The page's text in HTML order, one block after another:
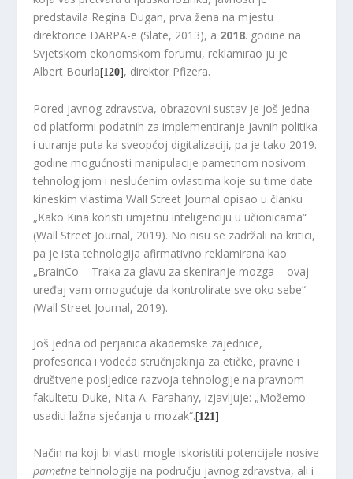
predstavila Regina Dugan, prva žena na mjestu
direktorice DARPA-e (Slate, 2013), a 2018. godine na
Svjetskom ekonomskom forumu, reklamirao ju je
Albert Bourla[120], direktor Pfizera.
Pored javnog zdravstva, obrazovni sustav je još jedna
od platformi podatnih za implementiranje javnih politika
i utiranje puta ka sveopćoj digitalizaciji, pa je tako 2019.
godine mogućnosti manipulacije pametnom nosivom
tehnologijom i neslućenim ovlastima koje su time date
kineskim vlastima Wall Street Journal opisao u članku
„Kako Kina koristi umjetnu inteligenciju u učionicama“
(Wall Street Journal, 2019). No nisu se zadržali na kritici,
pa je ista tehnologija afirmativno reklamirana kao
„BrainCo – Traka za glavu za skeniranje mozga – ovaj
uređaj vam omogućuje da kontrolirate sve oko sebe“
(Wall Street Journal, 2019).
Još jedna od perjanica akademske zajednice,
profesorica i vodeća stručnjakinja za etičke, pravne i
društvene posljedice razvoja tehnologije na pravnom
fakultetu Duke, Nita A. Farahany, izjavljuje: „Možemo
usaditi lažna sjećanja u mozak“.[121]
Način na koji bi vlasti mogle iskoristiti potencijale nosive
pametne tehnologije na području javnog zdravstva, ali i